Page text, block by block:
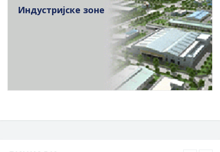
Индустријске зоне